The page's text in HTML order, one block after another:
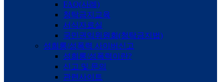
FAQ(사례)
청탁금지교육
서식자료실
국민권익위원회(청탁금지법)
성희롱/성폭력 사이버신고
성희롱/성폭력이란?
신고 및 문의
관련사이트